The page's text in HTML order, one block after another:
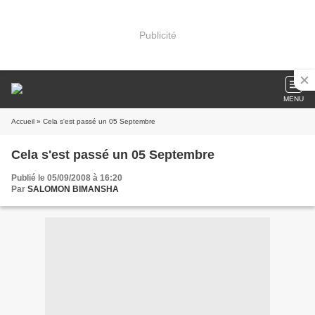
Publicité
MENU
Accueil » Cela s'est passé un 05 Septembre
Cela s'est passé un 05 Septembre
Publié le 05/09/2008 à 16:20
Par SALOMON BIMANSHA